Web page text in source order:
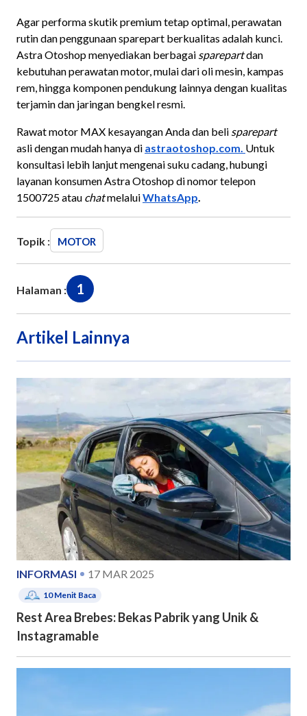
Agar performa skutik premium tetap optimal, perawatan
rutin dan penggunaan sparepart berkualitas adalah kunci.
Astra Otoshop menyediakan berbagai sparepartdan
kebutuhan perawatan motor, mulai dari oli mesin, kampas
rem, hingga komponen pendukung lainnya dengan kualitas
terjamin dan jaringan bengkel resmi.
Rawat motor MAX kesayangan Anda dan beli sparepart
asli dengan mudah hanya di astraotoshop.com. Untuk
konsultasi lebih lanjut mengenai suku cadang, hubungi
layanan konsumen Astra Otoshop di nomor telepon
1500725 atau chatmelaluiWhatsApp
Topik : MOTOR
Halaman : 1
Artikel Lainnya
INFORMASI 17 MAR 2025
10Menit Baca
Rest Area Brebes: Bekas Pabrik yang Unik &
Instagramable